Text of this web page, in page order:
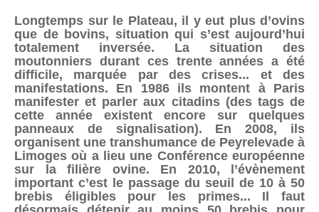
Longtemps sur le Plateau, il y eut plus d’ovins
que de bovins, situation qui s’est aujourd’hui
totalement inversée. La situation des
moutonniers durant ces trente années a été
difficile, marquée par des crises... et des
manifestations. En 1986 ils montent à Paris
manifester et parler aux citadins (des tags de
cette année existent encore sur quelques
panneaux de signalisation). En 2008, ils
organisent une transhumance de Peyrelevade à
Limoges où a lieu une Conférence européenne
sur la filière ovine. En 2010, l’évènement
important c’est le passage du seuil de 10 à 50
brebis éligibles pour les primes... Il faut